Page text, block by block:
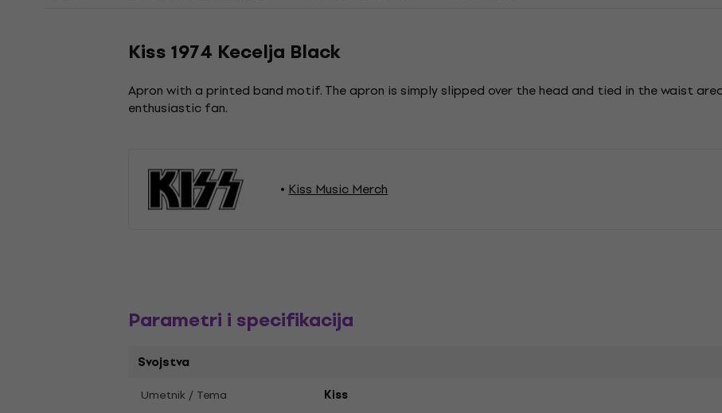
Kiss 1974 Kecelja Black
Apron with a printed band motif. The apron is simply slipped over the head and tied in the waist
enthusiastic fan.
Kiss Music Merch
Parametri i specifikacija
Svojstva
Umetnik / Tema Kiss